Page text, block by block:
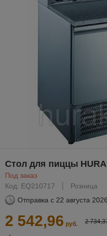
Стол для пиццы
Под заказ
Код: EQ210717
Розница
Отправка с 22 августа 2026
2 542,96 руб. 2